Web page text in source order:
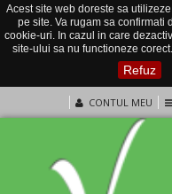
Acest site web doreste sa
pe site. Va rugam sa confirmati
cookie-uri. In cazul in care
site-ului sa nu functioneze corect.
Refuz
CONTUL MEU